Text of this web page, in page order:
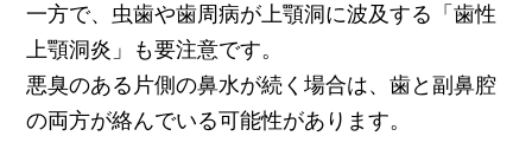
一方で、虫歯や歯周病が上顎洞に波及する「歯性
上顎洞炎」も要注意です。
悪臭のある片側の鼻水が続く場合は、歯と副鼻腔
の両方が絡んでいる可能性があります。